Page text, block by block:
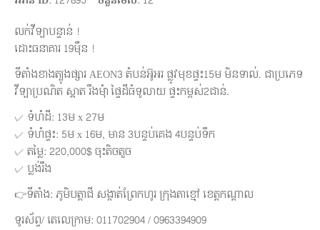
លក់វីឡាបន្ទាន់ !
ដោះធនាគារ 19មុឺន !
ទីតាំងខាងត្បូងផ្សារ AEON3 តំបន់អ៊ូអរ ផ្លូវមុខផ្ទះ15ម មិនទាល់. ជាប្រភេទ
វីឡាប្រណិត ស្អាត រឹងមុំា ផ្ទៃដីធំទូលាយ ផ្ទះកម្ពស់2ជាន់.
✓ ទំហំដី: 13ម x 27ម
✓ ទំហំផ្ទះ: 5ម x 16ម, មាន 3បន្ទប់គេង 4បន្ទប់ទឹក
✓ តម្លៃ: 220,000$ ចុះតិចតួច
✓ ប្លង់រឹង
👉ទីតាំង: ភូមិបត្តាជី សង្កាត់ព្រែកហូរ ក្រុងតាខ្មៅ ខេត្តកណ្តាល
ទូរស័ព្ទ/ តេលេក្រាម: 011702904 / 0963394909